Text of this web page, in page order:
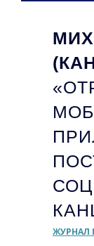
ЖУРНАЛ